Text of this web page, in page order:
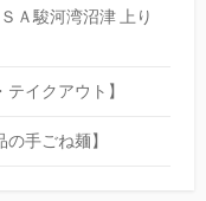
Ａ駿河湾沼津 上り
イクアウト】
手ごね麺】